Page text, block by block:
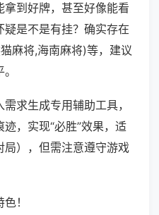
到好牌，甚至好像能看
是不是有挂？确实存在
麻将,海南麻将)等，建议
求生成专用辅助工具，
，实现“必胜”效果，适
局），但需注意遵守游戏
！